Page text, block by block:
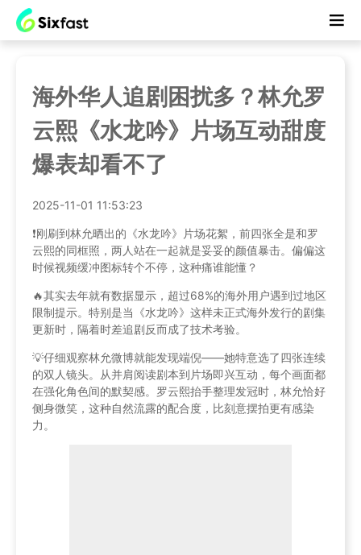
海外华人追剧困扰多？林允罗
云熙《水龙吟》片场互动甜度
爆表却看不了
2025-11-01 11:53:23
❗️刚刷到林允晒出的《水龙吟》片场花絮，前四张全是和罗
云熙的同框照，两人站在一起就是妥妥的颜值暴击。偏偏这
时候视频缓冲图标转个不停，这种痛谁能懂？
🔥其实去年就有数据显示，超过68%的海外用户遇到过地区
限制提示。特别是当《水龙吟》这样未正式海外发行的剧集
更新时，隔着时差追剧反而成了技术考验。
💡仔细观察林允微博就能发现端倪——她特意选了四张连续
的双人镜头。从并肩阅读剧本到片场即兴互动，每个画面都
在强化角色间的默契感。罗云熙抬手整理发冠时，林允恰好
侧身微笑，这种自然流露的配合度，比刻意摆拍更有感染
力。